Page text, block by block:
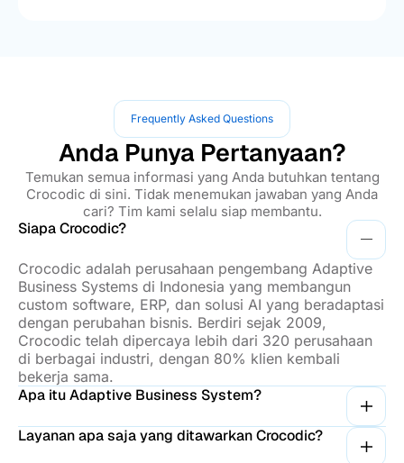
Frequently Asked Questions
Anda Punya Pertanyaan?
Temukan semua informasi yang Anda butuhkan tentang
Crocodic di sini. Tidak menemukan jawaban yang Anda
cari? Tim kami selalu siap membantu.
Siapa Crocodic?
Crocodic adalah perusahaan pengembang Adaptive
Business Systems di Indonesia yang membangun
custom software, ERP, dan solusi AI yang beradaptasi
dengan perubahan bisnis. Berdiri sejak 2009,
Crocodic telah dipercaya lebih dari 320 perusahaan
di berbagai industri, dengan 80% klien kembali
bekerja sama.
Apa itu Adaptive Business System?
Layanan apa saja yang ditawarkan Crocodic?